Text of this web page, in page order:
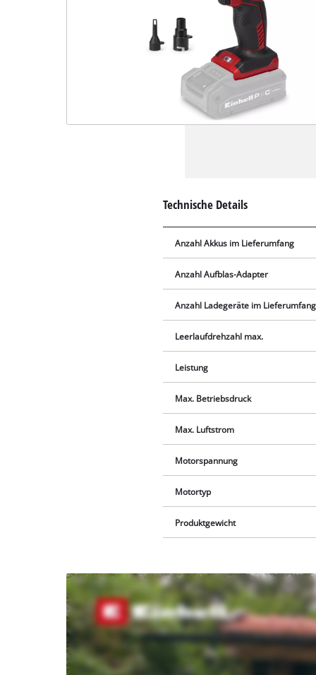
Technische Details
Anzahl Akkus im Lieferumfang
Anzahl Aufblas-Adapter
Anzahl Ladegeräte im Lieferumfang
Leerlaufdrehzahl max.
Leistung
Max. Betriebsdruck
Max. Luftstrom
Motorspannung
Motortyp
Produktgewicht
Wir
benötigen
deine
Zustimmung,